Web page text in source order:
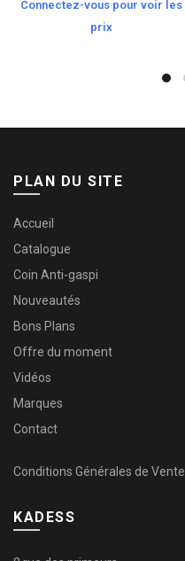
Connectez-vous pour voir les
prix
PLAN DU SITE
Accueil
Catalogue
Coin Anti-gaspi
Nouveautés
Bons Plans
Offre du moment
Vidéos
Marques
Contact
Conditions Générales de Vente
KADESS